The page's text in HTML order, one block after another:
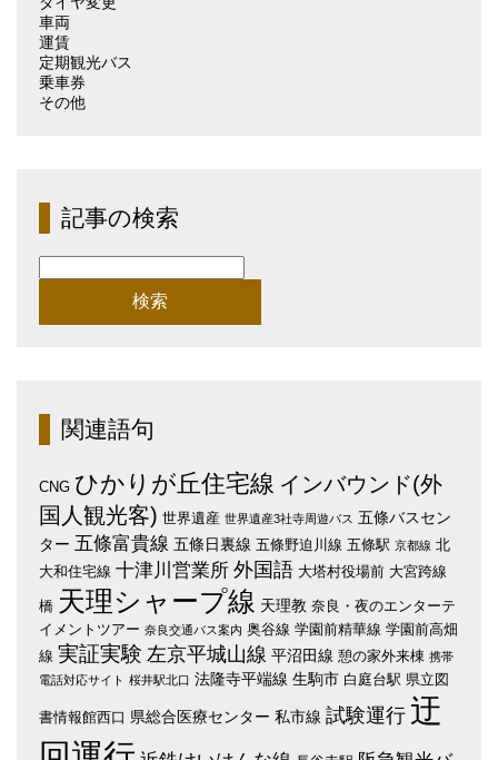
車両
運賃
定期観光バス
乗車券
その他
記事の検索
索:
関連語句
CNG ひかりが丘住宅線 インバウンド(外
国人観光客) 世界遺産 世界遺産3社寺周遊バス 五條バスセン
ター 五條富貴線 五條日裏線 五條野迫川線 五條駅 京都線 北
大和住宅線 十津川営業所 外国語 大塔村役場前 大宮跨線
橋 天理シャープ線 天理教 奈良・夜のエンターテ
イメントツアー 奈良交通バス案内 奥谷線 学園前精華線 学園前高畑
線 実証実験 左京平城山線 平沼田線 憩の家外来棟 携帯
電話対応サイト 桜井駅北口 法隆寺平端線 生駒市 白庭台駅 県立図
書情報館西口 県総合医療センター 私市線 試験運行 迂